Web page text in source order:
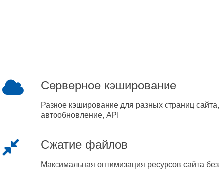
Серверное кэширование
Разное кэширование для разных страниц сайта,
автообновление, API
Сжатие файлов
Максимальная оптимизация ресурсов сайта без